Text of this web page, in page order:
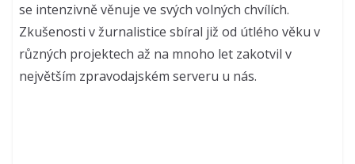
se intenzivně věnuje ve svých volných chvílích.
Zkušenosti v žurnalistice sbíral již od útlého věku v
různých projektech až na mnoho let zakotvil v
největším zpravodajském serveru u nás.